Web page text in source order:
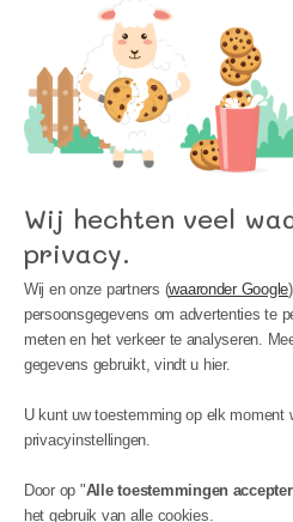
Wij hechten veel
privacy.
Wij en onze partners (waaronder Google
persoonsgegevens om advertenties te
meten en het verkeer te analyseren.
gegevens gebruikt, vindt u hier.
U kunt uw toestemming op elk moment
privacyinstellingen.
Door op "Alle toestemmingen
het gebruik van alle cookies.